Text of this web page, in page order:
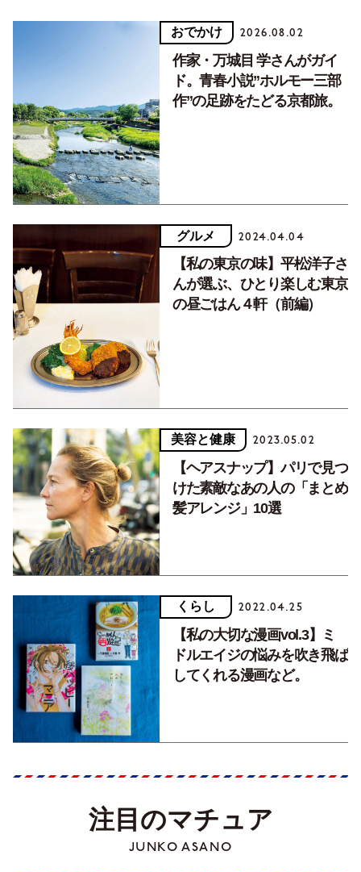
おでかけ 2026.08.02
作家・万城目 学さんがガイ
ド。青春小説”ホルモー三部
作”の足跡をたどる京都旅。
グルメ 2024.04.04
【私の東京の味】平松洋子さ
んが選ぶ、ひとり楽しむ東京
の昼ごはん４軒（前編）
美容と健康 2023.05.02
【ヘアスナップ】パリで見つ
けた素敵なあの人の「まとめ
髪アレンジ」10選
くらし 2022.04.25
【私の大切な漫画vol.3】ミ
ドルエイジの悩みを吹き飛ば
してくれる漫画など。
注目のマチュア
JUNKO ASANO